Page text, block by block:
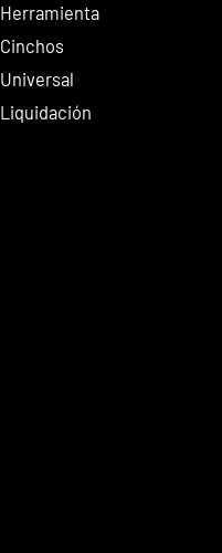
Herramienta
Cinchos
Universal
Liquidación